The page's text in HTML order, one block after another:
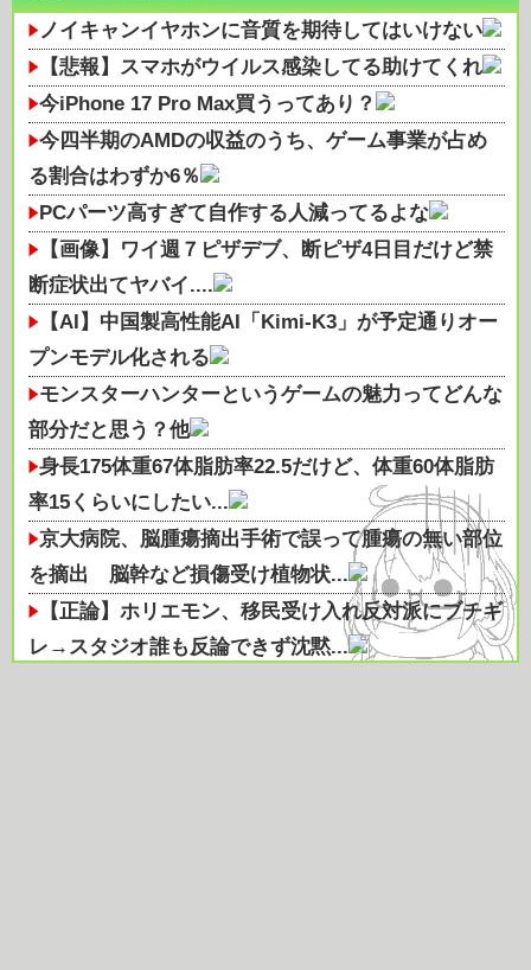
ノイキャンイヤホンに音質を期待してはいけない
【悲報】スマホがウイルス感染してる助けてくれ
今iPhone 17 Pro Max買うってあり？
今四半期のAMDの収益のうち、ゲーム事業が占め
る割合はわずか6％
PCパーツ高すぎて自作する人減ってるよな
【画像】ワイ週７ピザデブ、断ピザ4日目だけど禁
断症状出てヤバイ....
【AI】中国製高性能AI「Kimi-K3」が予定通りオー
プンモデル化される
モンスターハンターというゲームの魅力ってどんな
部分だと思う？他
身長175体重67体脂肪率22.5だけど、体重60体脂肪
率15くらいにしたい...
京大病院、脳腫瘍摘出手術で誤って腫瘍の無い部位
を摘出 脳幹など損傷受け植物状...
【正論】ホリエモン、移民受け入れ反対派にブチギ
レ→スタジオ誰も反論できず沈黙...